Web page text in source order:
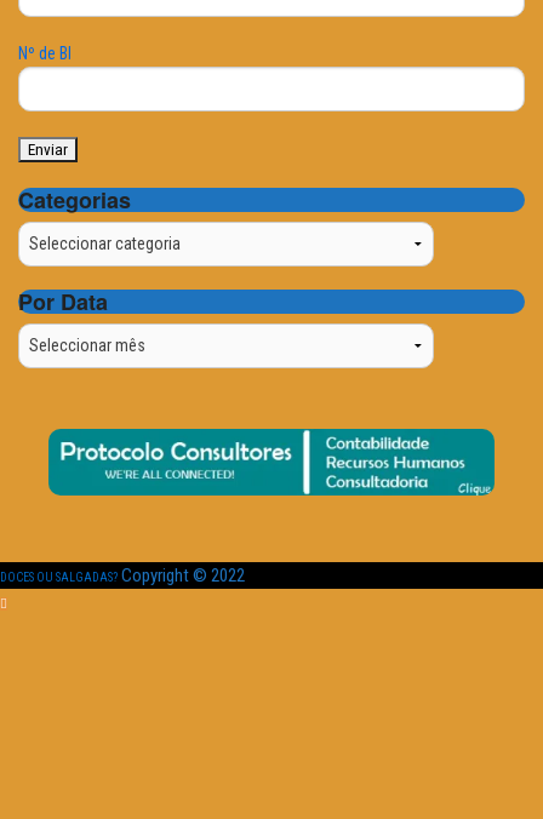
Nº de BI
Categorias
Categorias
Por Data
Por
Data
DOCES OU SALGADAS? Copyright © 2022